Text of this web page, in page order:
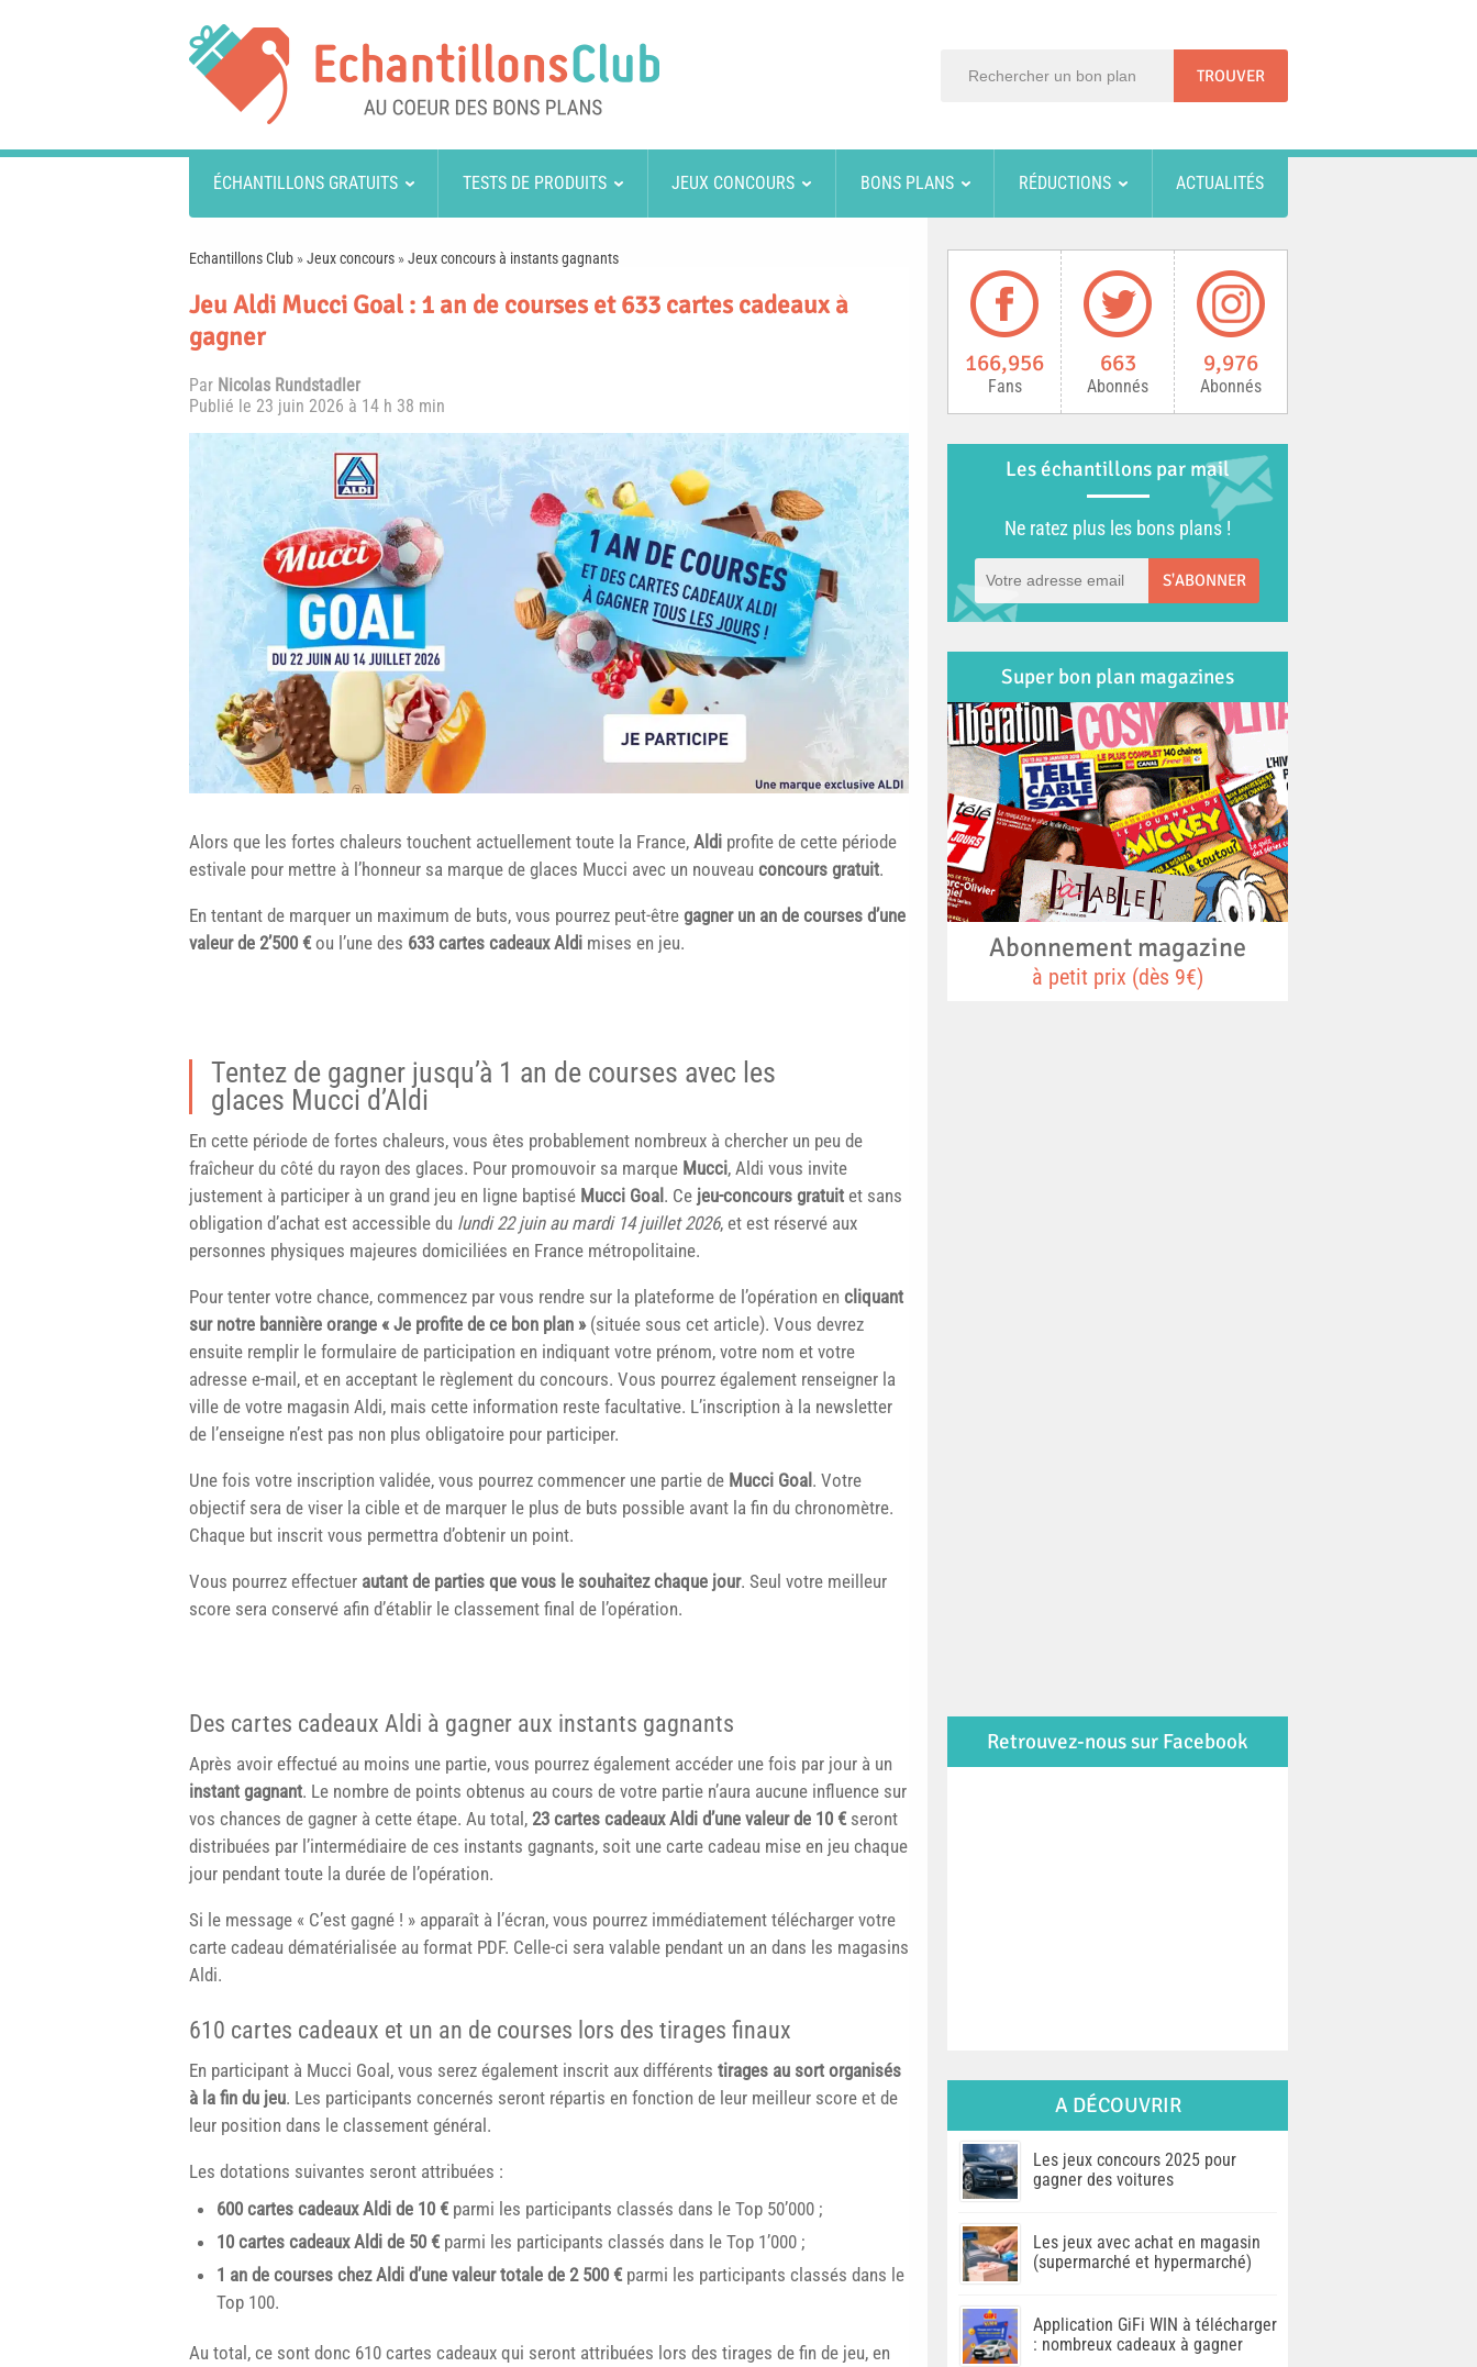
ÉCHANTILLONS GRATUITS TESTS DE PRODUITS JEUX CONCOURS BONS PLANS RÉDUCTIONS ACTUALITÉS
Echantillons Club »Jeux concours »Jeux concours à instants gagnants
Jeu Aldi Mucci Goal : 1 an de courses et 633 cartes cadeaux à
gagner
Par Nicolas Rundstadler
Publié le 23 juin 2026 à 14 h 38 min
Alors que les fortes chaleurs touchent actuellement toute la France, Aldi profite de cette période
estivale pour mettre à l’honneur sa marque de glaces Mucci avec un nouveau concours gratuit.
En tentant de marquer un maximum de buts, vous pourrez peut-être gagner un an de courses d’une
valeur de 2’500 € ou l’une des 633 cartes cadeaux Aldi mises en jeu.
Tentez de gagner jusqu’à 1 an de courses avec les
glaces Mucci d’Aldi
En cette période de fortes chaleurs, vous êtes probablement nombreux à chercher un peu de
fraîcheur du côté du rayon des glaces. Pour promouvoir sa marque Mucci, Aldi vous invite
justement à participer à un grand jeu en ligne baptisé Mucci Goal . Ce jeu-concours gratuit et sans
obligation d’achat est accessible du lundi 22 juin au mardi 14 juillet 2026, et est réservé aux
personnes physiques majeures domiciliées en France métropolitaine.
Pour tenter votre chance, commencez par vous rendre sur la plateforme de l’opération en cliquant
sur notre bannière orange « Je profite de ce bon plan »(située sous cet article). Vous devrez
ensuite remplir le formulaire de participation en indiquant votre prénom, votre nom et votre
adresse e-mail, et en acceptant le règlement du concours. Vous pourrez également renseigner la
ville de votre magasin Aldi, mais cette information reste facultative. L’inscription à la newsletter
de l’enseigne n’est pas non plus obligatoire pour participer.
Une fois votre inscription validée, vous pourrez commencer une partie de Mucci Goal . Votre
objectif sera de viser la cible et de marquer le plus de buts possible avant la fin du chronomètre.
Chaque but inscrit vous permettra d’obtenir un point.
Vous pourrez effectuer autant de parties que vous le souhaitez chaque jour. Seul votre meilleur
score sera conservé afin d’établir le classement final de l’opération.
Des cartes cadeaux Aldi à gagner aux instants gagnants
Après avoir effectué au moins une partie, vous pourrez également accéder une fois par jour à un
instant gagnant. Le nombre de points obtenus au cours de votre partie n’aura aucune influence sur
vos chances de gagner à cette étape. Au total, 23 cartes cadeaux Aldi d’une valeur de 10 € seront
distribuées par l’intermédiaire de ces instants gagnants, soit une carte cadeau mise en jeu chaque
jour pendant toute la durée de l’opération.
Si le message « C’est gagné ! » apparaît à l’écran, vous pourrez immédiatement télécharger votre
carte cadeau dématérialisée au format PDF. Celle-ci sera valable pendant un an dans les magasins
Aldi.
610 cartes cadeaux et un an de courses lors des tirages finaux
En participant à Mucci Goal, vous serez également inscrit aux différents tirages au sort organisés
à la fin du jeu. Les participants concernés seront répartis en fonction de leur meilleur score et de
leur position dans le classement général.
Les dotations suivantes seront attribuées :
600 cartes cadeaux Aldi de 10 € parmi les participants classés dans le Top 50’000 ;
10 cartes cadeaux Aldi de 50 € parmi les participants classés dans le Top 1’000 ;
1 an de courses chez Aldi d’une valeur totale de 2 500 € parmi les participants classés dans le
Top 100.
Au total, ce sont donc 610 cartes cadeaux qui seront attribuées lors des tirages de fin de jeu, en
166,956
Fans
663
Abonnés
9,976
Abonnés
Les échantillons par mail
Ne ratez plus les bons plans !
S'ABONNER
Super bon plan magazines
Abonnement magazine
à petit prix (dès 9€)
Retrouvez-nous sur Facebook
A DÉCOUVRIR
Les jeux concours 2025 pour
gagner des voitures
Les jeux avec achat en magasin
(supermarché et hypermarché)
Application GiFi WIN à télécharger
: nombreux cadeaux à gagner